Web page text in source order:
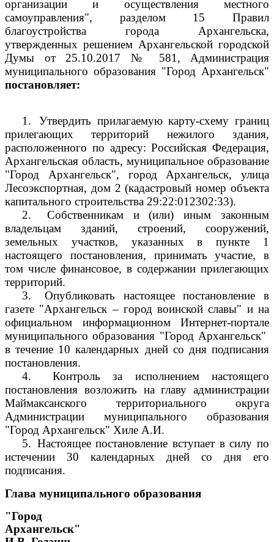
организации и осуществления местного
самоуправления", разделом 15 Правил
благоустройства города Архангельска,
утвержденных решением Архангельской городской
Думы от 25.10.2017 № 581, Администрация
муниципального образования "Город Архангельск"
постановляет:
1.
Утвердить прилагаемую карту-схему границ
прилегающих территорий нежилого здания,
расположенного по адресу: Российская Федерация,
Архангельская область, муниципальное образование
"Город Архангельск", город Архангельск, улица
Лесоэкспортная, дом 2 (кадастровый номер объекта
капитального строительства 29:22:012302:33).
2.
Собственникам и (или) иным законным
владельцам зданий, строений, сооружений,
земельных участков, указанных в пункте 1
настоящего постановления, принимать участие, в
том числе финансовое, в содержании прилегающих
территорий.
3.
Опубликовать настоящее постановление в
газете "Архангельск – город воинской славы" и на
официальном информационном Интернет-портале
муниципального образования "Город Архангельск"
в течение 10 календарных дней со дня подписания
постановления.
4.
Контроль за исполнением настоящего
постановления возложить на главу администрации
Маймаксанского территориального округа
Администрации муниципального образования
"Город Архангельск" Хиле А.И.
5. Настоящее постановление вступает в силу по
истечении 30 календарных дней со дня его
подписания.
Глава муниципального образования
"Город
Архангельск"